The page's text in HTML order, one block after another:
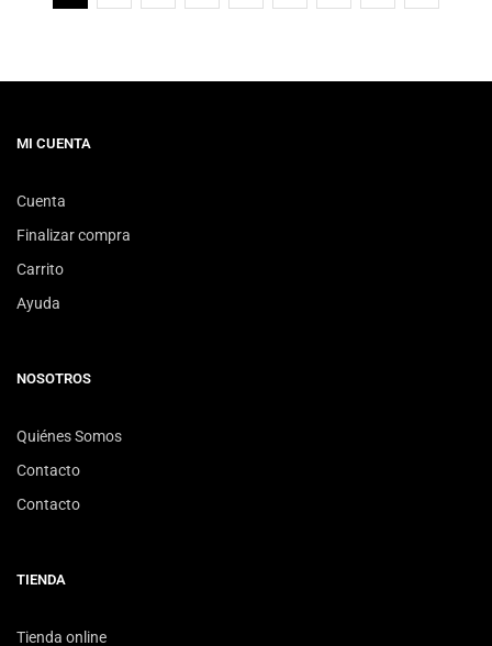
MI CUENTA
Cuenta
Finalizar compra
Carrito
Ayuda
NOSOTROS
Quiénes Somos
Contacto
Contacto
TIENDA
Tienda online